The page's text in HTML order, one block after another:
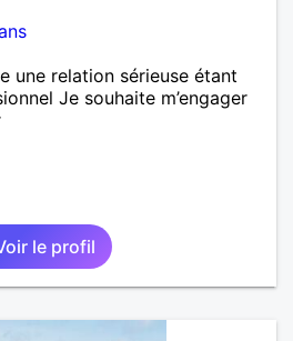
une relation sérieuse étant
Je souhaite m’engager
le profil